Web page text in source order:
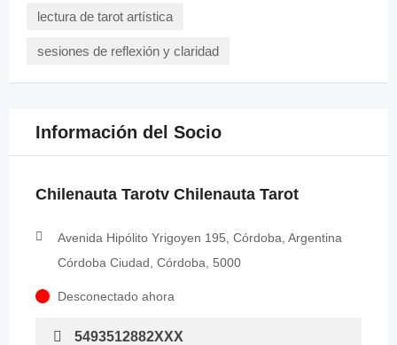
lectura de tarot artística
sesiones de reflexión y claridad
Información del Socio
Chilenauta Tarotv Chilenauta Tarot
Avenida Hipólito Yrigoyen 195, Córdoba, Argentina
Córdoba Ciudad, Córdoba, 5000
Desconectado ahora
5493512882XXX